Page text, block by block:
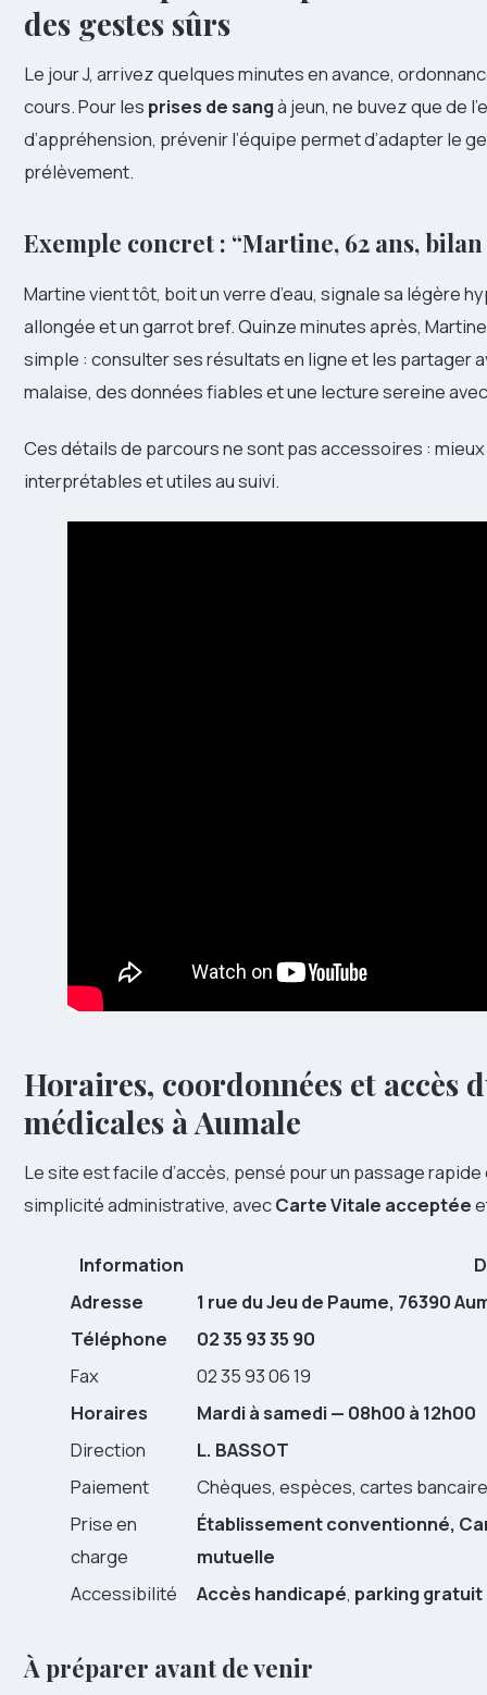
des gestes sûrs
Le jour J, arrivez quelques minutes en avance,
cours. Pour les prises de sangà jeun, ne buvez que de
d’appréhension, prévenir l’équipe permet d’adapter le
prélèvement.
Exemple concret : “Martine, 62 ans,
Martine vient tôt, boit un verre d’eau, signale sa légère
allongée et un garrot bref. Quinze minutes après,
simple : consulter ses résultats en ligne et les partager
malaise, des données fiables et une lecture sereine
Ces détails de parcours ne sont pas accessoires :
interprétables et utiles au suivi.
Horaires, coordonnées et accès
médicales à Aumale
Le site est facile d’accès, pensé pour un passage
simplicité administrative, avecCarte Vitale acceptée
Information
Adresse
1 rue du Jeu de Paume, 76390
Téléphone
02 35 93 35 90
Fax
02 35 93 06 19
Horaires
Mardi à samedi — 08h00 à 12h00
Direction
L. BASSOT
Paiement
Chèques, espèces, cartes
Prise en
charge
Établissement conventionné,
mutuelle
Accessibilité
Accès handicapé, parking gratuit
À préparer avant de venir